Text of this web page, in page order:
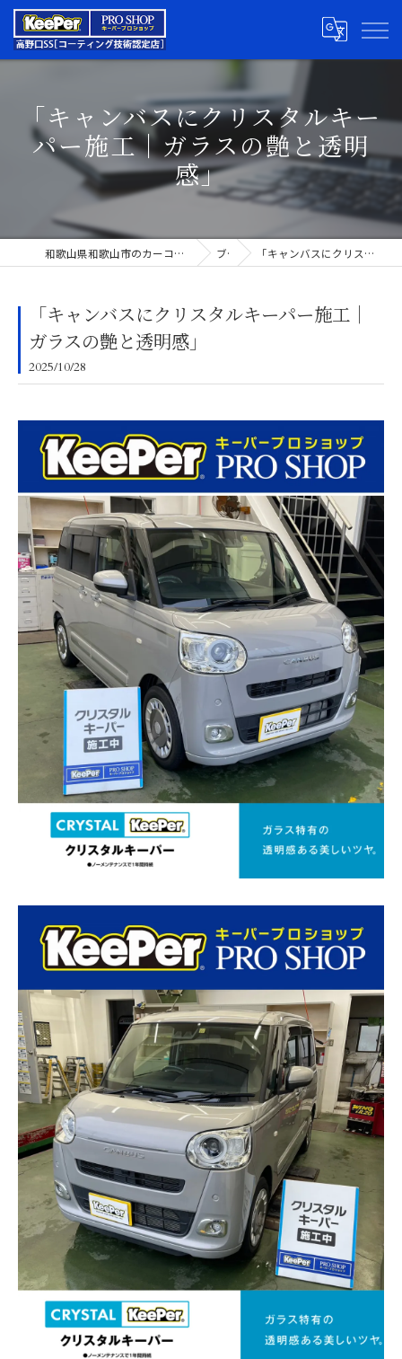
「キャンバスにクリスタルキー
パー施工｜ガラスの艶と透明
感」
和歌山県和歌山市のカーコーティングならキーパープロショップ高野口SS ブログ 「キャンバスにクリスタルキーパー施工｜ガラスの艶と透明感」
「キャンバスにクリスタルキーパー施工｜
ガラスの艶と透明感」
2025/10/28